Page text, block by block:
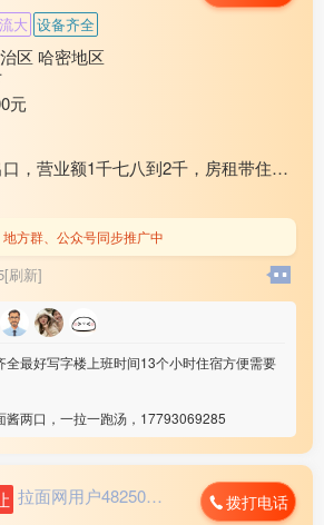
大 设备齐全
区 哈密地区
元
，营业额1千七八到2千，房租带住房
因家中有事现对外转让，装让费15
方群、公众号同步推广中
刷新]
全最好写字楼上班时间13个小时住宿方便需要
酱两口，一拉一跑汤，17793069285
拉面网用户482503... 拨打电话